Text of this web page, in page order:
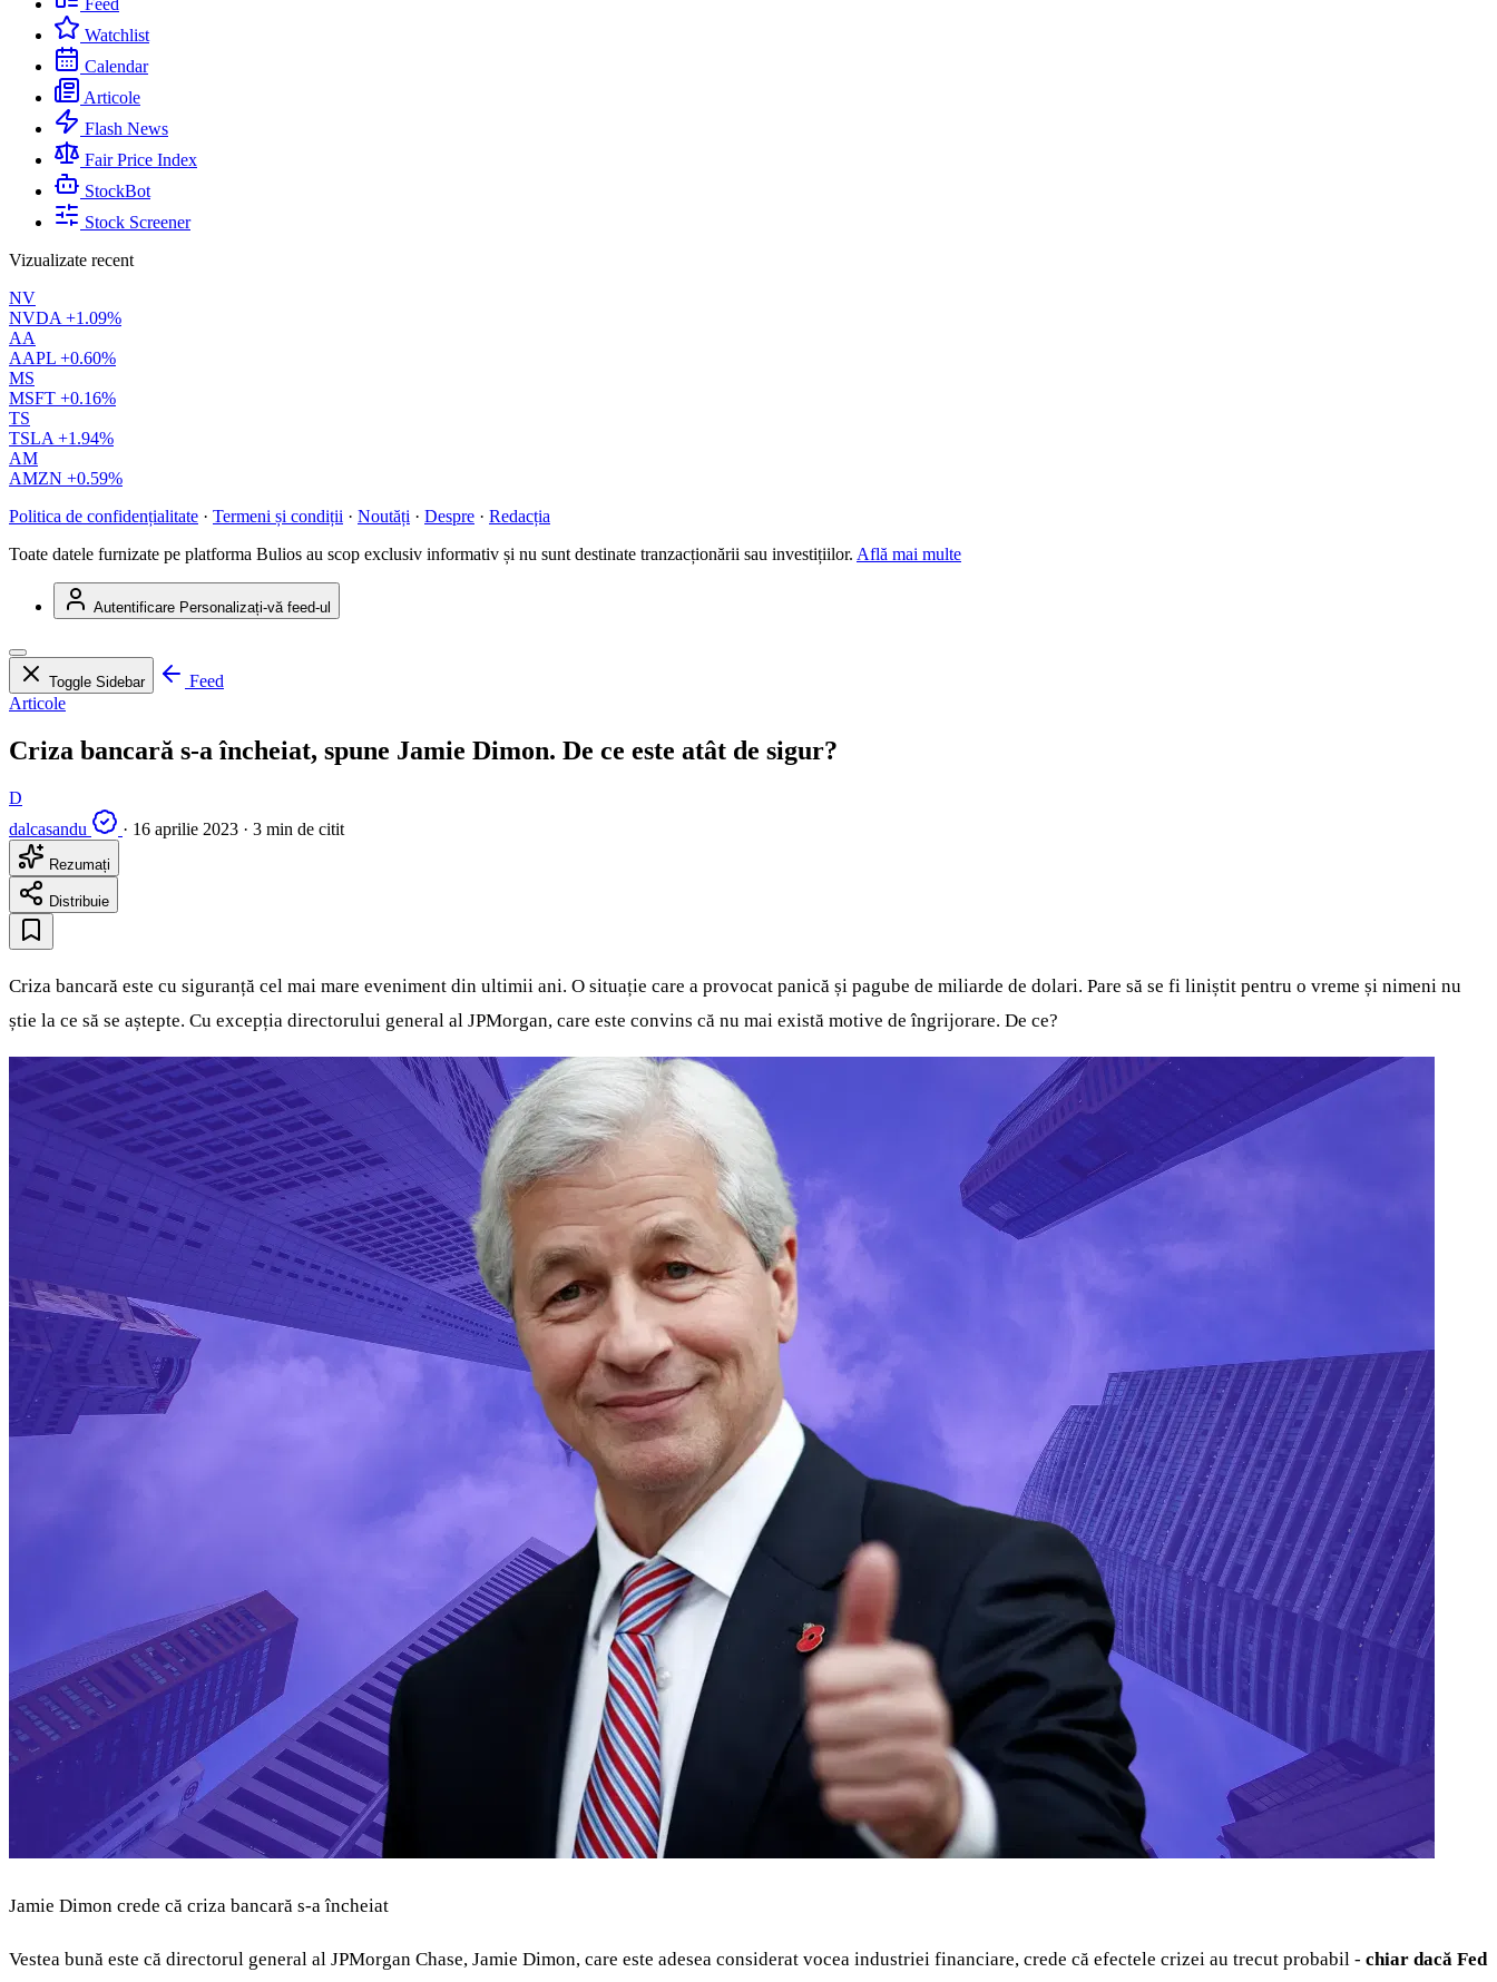
Feed
Watchlist
Calendar
Articole
Flash News
Fair Price Index
StockBot
Stock Screener
Vizualizate recent
NV
NVDA +1.09%
AA
AAPL +0.60%
MS
MSFT +0.16%
TS
TSLA +1.94%
AM
AMZN +0.59%
Politica de confidențialitate · Termeni și condiții · Noutăți · Despre · Redacția
Toate datele furnizate pe platforma Bulios au scop exclusiv informativ și nu sunt destinate tranzacționării sau investițiilor. Află mai multe
Autentificare Personalizați-vă feed-ul
Toggle Sidebar
Feed
Articole
Criza bancară s-a încheiat, spune Jamie Dimon. De ce este atât de sigur?
D
dalcasandu
· 16 aprilie 2023 · 3 min de citit
Rezumați
Distribuie
Criza bancară este cu siguranță cel mai mare eveniment din ultimii ani. O situație care a provocat panică și pagube de miliarde de dolari. Pare să se fi liniștit pentru o vreme și nimeni nu
știe la ce să se aștepte. Cu excepția directorului general al JPMorgan, care este convins că nu mai există motive de îngrijorare. De ce?
Jamie Dimon crede că criza bancară s-a încheiat
Vestea bună este că directorul general al JPMorgan Chase, Jamie Dimon, care este adesea considerat vocea industriei financiare, crede că efectele crizei au trecut probabil - chiar dacă Fed